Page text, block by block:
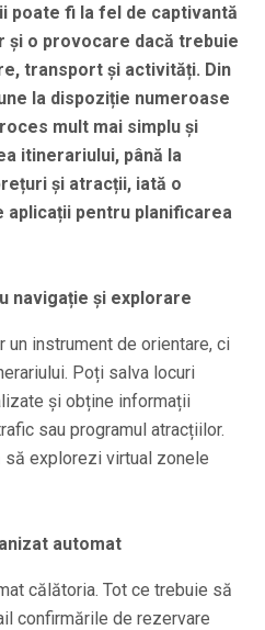
poate fi la fel de captivantă
și o provocare dacă trebuie
transport și activități. Din
la dispoziție numeroase
mult mai simplu și
itinerariului, până la
și atracții, iată o
aplicații pentru planificarea
navigație și explorare
un instrument de orientare, ci
Poți salva locuri
și obține informații
sau programul atracțiilor.
să explorezi virtual zonele
automat
călătoria. Tot ce trebuie să
confirmările de rezervare